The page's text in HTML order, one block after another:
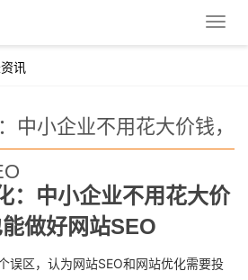
导
讯
中小企业不用花大价钱，
：中小企业不用花大价
做好网站SEO
误区，认为网站SEO和网站优化需要投